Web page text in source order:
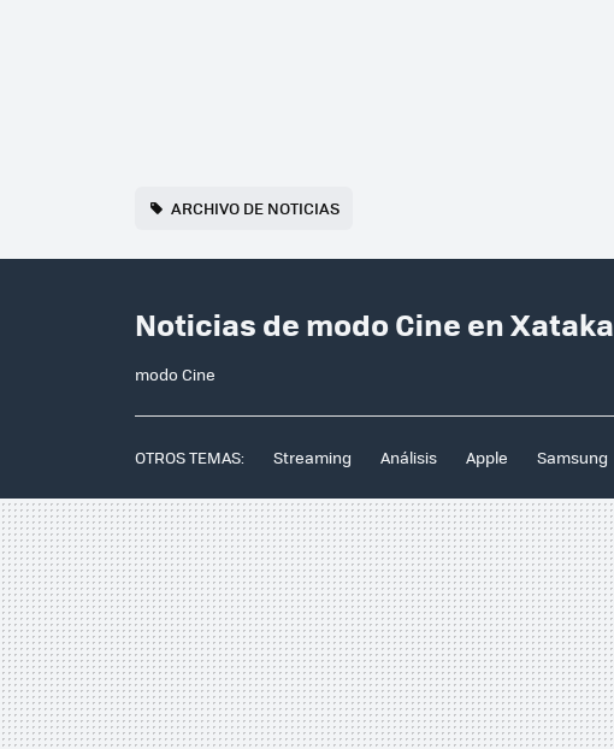
ARCHIVO DE NOTICIAS
Noticias de modo Cine en Xataka
modo Cine
OTROS TEMAS: Streaming Análisis Apple Samsung